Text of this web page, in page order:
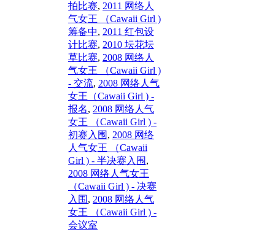
拍比赛, 2011 网络人
气女王 （Cawaii Girl )
筹备中, 2011 红包设
计比赛, 2010 坛花坛
草比赛, 2008 网络人
气女王 （Cawaii Girl )
- 交流, 2008 网络人气
女王（Cawaii Girl ) -
报名, 2008 网络人气
女王 （Cawaii Girl ) -
初赛入围 , 2008 网络
人气女王 （Cawaii
Girl ) - 半决赛入围 ,
2008 网络人气女王
（Cawaii Girl ) - 决赛
入围 , 2008 网络人气
女王 （Cawaii Girl ) -
会议室